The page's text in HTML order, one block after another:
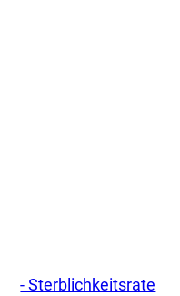
- Sterblichkeitsrate